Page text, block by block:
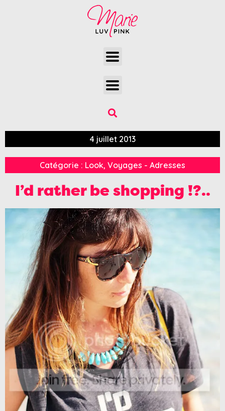
4 juillet 2013
Catégorie : Look, Voyages - Adresses
I’d rather be shopping !?..